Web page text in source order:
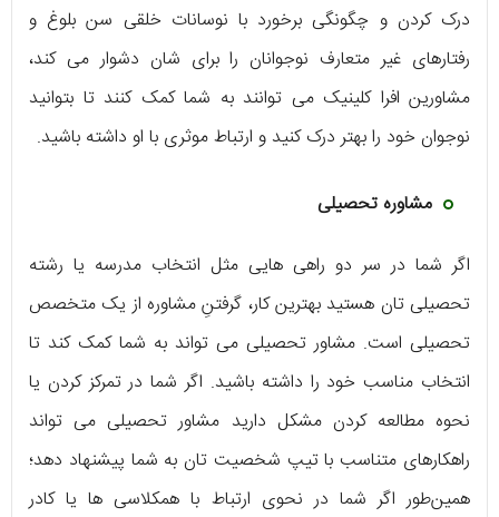
درک کردن و چگونگی برخورد با نوسانات خلقی سن بلوغ و
رفتارهای غیر متعارف نوجوانان را برای شان دشوار می کند،
مشاورین افرا کلینیک می توانند به شما کمک کنند تا بتوانید
نوجوان خود را بهتر درک کنید و ارتباط موثری با او داشته باشید.
مشاوره تحصیلی
اگر شما در سر دو راهی هایی مثل انتخاب مدرسه یا رشته
تحصیلی تان هستید بهترین کار، گرفتنِ مشاوره از یک متخصص
تحصیلی است. مشاور تحصیلی می تواند به شما کمک کند تا
انتخاب مناسب خود را داشته باشید. اگر شما در تمرکز کردن یا
نحوه مطالعه کردن مشکل دارید مشاور تحصیلی می تواند
راهکارهای متناسب با تیپ شخصیت تان به شما پیشنهاد دهد؛
همین‌طور اگر شما در نحوی ارتباط با همکلاسی ها یا کادر